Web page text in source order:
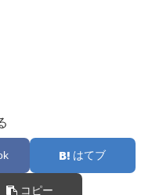
はてブ
コピー